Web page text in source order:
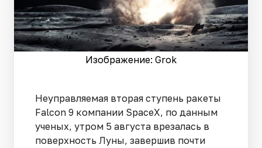
Изображение: Grok
Неуправляемая вторая ступень ракеты
Falcon 9 компании SpaceX, по данным
ученых, утром 5 августа врезалась в
поверхность Луны, завершив почти